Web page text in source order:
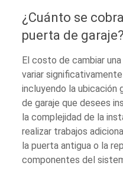
¿Cuánto se
puerta de garaje?
El costo de cambiar
variar
incluyendo la ubicación
de garaje que desees
la complejidad de la
realizar trabajos
la puerta antigua o la
componentes del